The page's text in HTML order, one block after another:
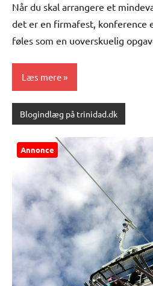
Når du skal arrangere et
det er en firmafest, konference
føles som en uoverskuelig
Læs mere
Blogindlæg på trinidad.dk
Annonce